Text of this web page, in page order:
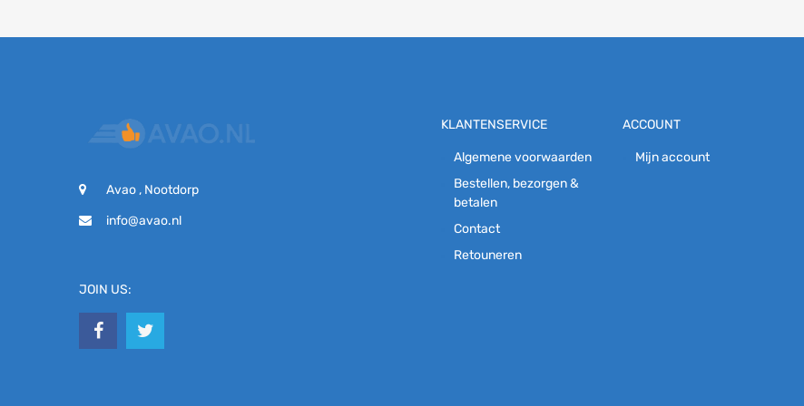
Avao , Nootdorp
info@avao.nl
JOIN US:
KLANTENSERVICE
Algemene voorwaarden
Bestellen, bezorgen &
betalen
Contact
Retouneren
ACCOUNT
Mijn account